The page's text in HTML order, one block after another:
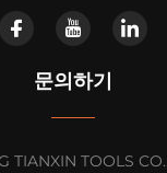
문의하기
TIANXIN TOOLS